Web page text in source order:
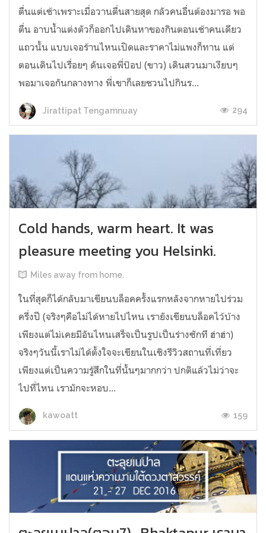
ตื่นแต่เช้าเพราะเมื่อวานตื่นสายสุด กลัวคนอื่นต้องมารอ พอ
ตื่น อาบน้ำแต่งตัวก็ออกไปเดินหาของกินตอนเช้าคนเดียว
แถวนั้น แบบเจอร้านไหนเปิดและราคาไม่แพงก็ทาน แต่
ตอนเดินไปเรื่อยๆ ดันเจอพี่ป๊อป (ขาว) เดินสวนมาเงียบๆ
พอมาเจอกันกลางทาง พี่เขาก็เลยชวนไปกินร...
Jirattipat Tengamnuay 294
Cold hands, warm heart. It was
pleasure meeting you Helsinki.
Miles away from home.
ในที่สุดก็ได้กลับมาเขียนบล็อคครั้งแรกหลังจากหายไปร่วม
ครึ่งปี (จริงๆคือไม่ได้หายไปไหน เรายังเขียนบล็อคไว้บ้าง
เพียงแต่ไม่เคยมีอันไหนเสร็จเป็นรูปเป็นร่างซักที ฮ่าฮ่า)
จริงๆวันนี้เราไม่ได้ตั้งใจจะเขียนในเชิงรีวิวสถานที่เที่ยว
เพียงแต่เป็นความรู้สึกในที่นั้นๆมากกว่า ปกติแล้วไม่ว่าจะ
ไปที่ไหน เรามักจะหอบ...
kawoatt 159